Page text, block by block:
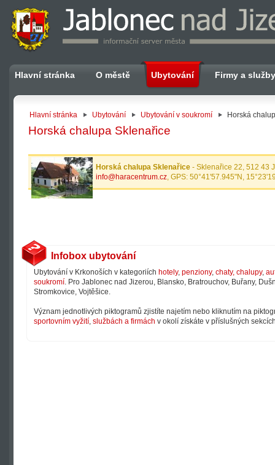
Hlavní stránka O městě Ubytování Firmy a služby
Hlavní stránka Ubytování Ubytování v soukromí Horská
Horská chalupa Sklenařice
Horská chalupa Sklenařice - Sklenařice 22, 512 43
info@haracentrum.cz, GPS: 50°41'57.945"N,
Infobox ubytování
Ubytování v Krkonoších v kategoriích hotely, penziony, chaty, chalupy,
soukromí. Pro Jablonec nad Jizerou, Blansko, Bratrouchov, Buřany,
Stromkovice, Vojtěšice.
Význam jednotlivých piktogramů zjistíte najetím nebo kliknutím na
sportovním vyžití, službách a firmách v okolí získáte v příslušných